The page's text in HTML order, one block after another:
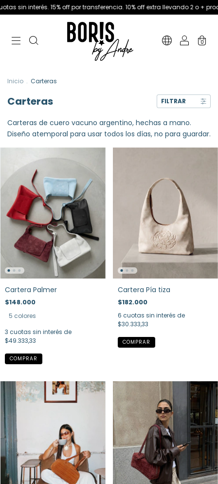
15% off por transferencia. 10% off extra llevando 2 o + productos
0
Inicio . Carteras
Carteras FILTRAR
Carteras de cuero vacuno argentino, hechas a mano.
Diseño atemporal para usar todos los días, no para guardar.
Cartera Palmer
$148.000
5 colores
3 cuotas sin interés de
$49.333,33
COMPRAR
Cartera Pía tiza
$182.000
6 cuotas sin interés de
$30.333,33